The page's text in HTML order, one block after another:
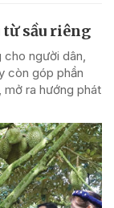
sầu riêng
cho người dân,
còn góp phần
mở ra hướng phát